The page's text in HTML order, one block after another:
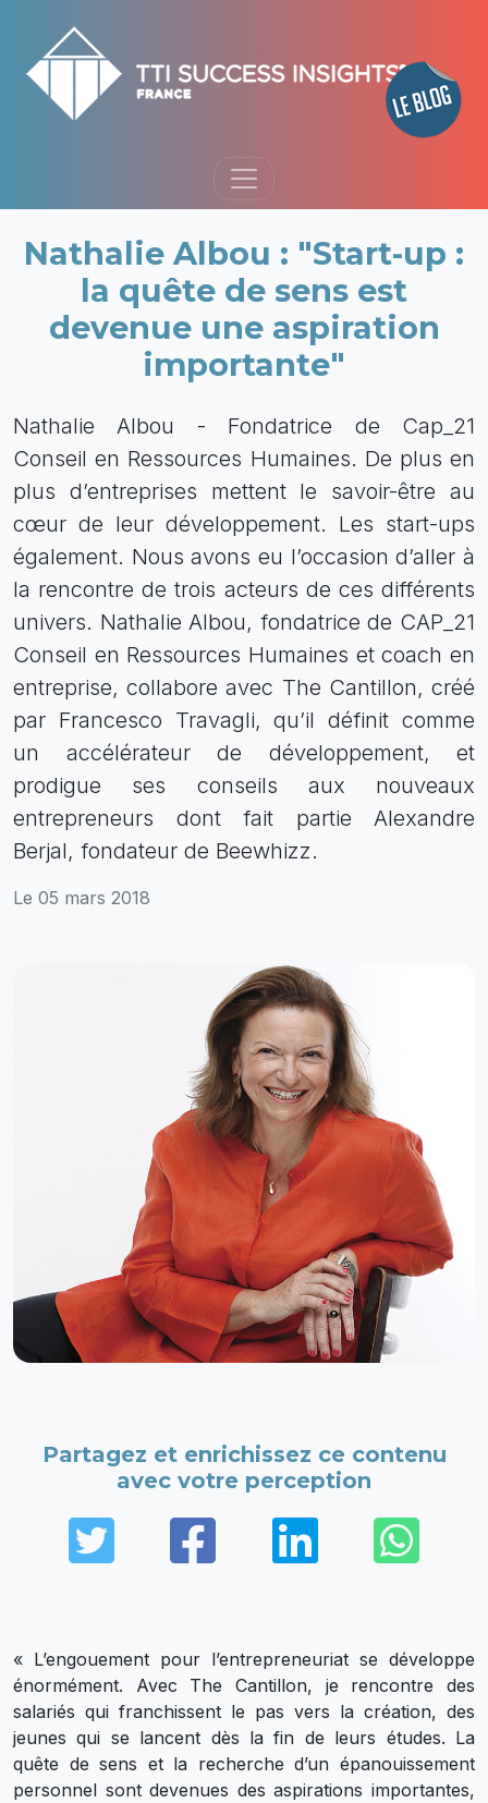
Nathalie Albou : "Start-up :
la quête de sens est
devenue une aspiration
importante"
Nathalie Albou - Fondatrice de Cap_21
Conseil en Ressources Humaines. De plus en
plus d’entreprises mettent le savoir-être au
cœur de leur développement. Les start-ups
également. Nous avons eu l’occasion d’aller à
la rencontre de trois acteurs de ces différents
univers. Nathalie Albou, fondatrice de CAP_21
Conseil en Ressources Humaines et coach en
entreprise, collabore avec The Cantillon, créé
par Francesco Travagli, qu’il définit comme
un accélérateur de développement, et
prodigue ses conseils aux nouveaux
entrepreneurs dont fait partie Alexandre
Berjal, fondateur de Beewhizz.
Le 05 mars 2018
Partagez et enrichissez ce contenu
avec votre perception
TwitterFacebook
LinkedIn
« L’engouement pour l’entrepreneuriat se développe
énormément. Avec The Cantillon, je rencontre des
salariés qui franchissent le pas vers la création, des
jeunes qui se lancent dès la fin de leurs études. La
quête de sens et la recherche d’un épanouissement
personnel sont devenues des aspirations importantes,